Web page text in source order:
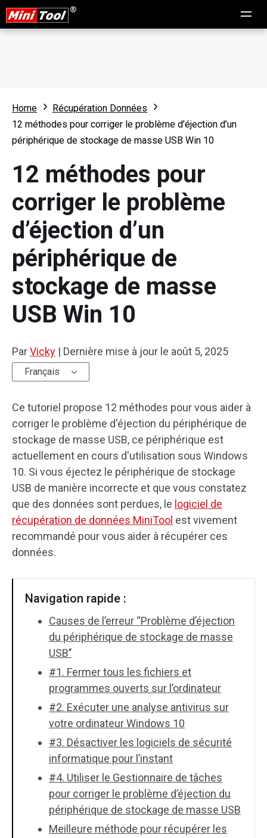
Home
Récupération Données
12 méthodes pour corriger le problème d’éjection d’un
périphérique de stockage de masse USB Win 10
12 méthodes pour
corriger le problème
d’éjection d’un
périphérique de
stockage de masse
USB Win 10
ParVicky | Dernière mise à jour le août 5, 2025
Français
Ce tutoriel propose 12 méthodes pour vous aider à
corriger le problème d'éjection du périphérique de
stockage de masse USB, ce périphérique est
actuellement en cours d'utilisation sous Windows
10. Si vous éjectez le périphérique de stockage
USB de manière incorrecte et que vous constatez
que des données sont perdues, le logiciel de
récupération de données MiniTool est vivement
recommandé pour vous aider à récupérer ces
données.
Navigation rapide :
Causes de l’erreur “Problème d’éjection
du périphérique de stockage de masse
USB’’
#1. Fermer tous les fichiers et
programmes ouverts sur l’ordinateur
#2. Exécuter une analyse antivirus sur
votre ordinateur Windows 10
#3. Désactiver les logiciels de sécurité
informatique pour l’instant
#4. Utiliser le Gestionnaire de tâches
pour corriger le problème d’éjection du
périphérique de stockage de masse USB
Meilleure méthode pour récupérer les